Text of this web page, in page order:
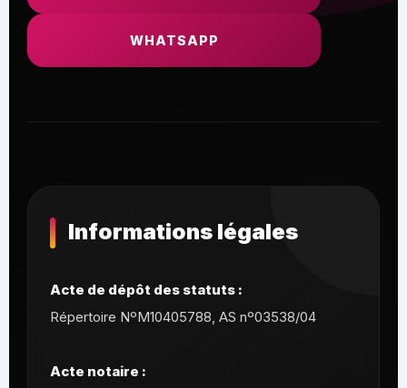
WHATSAPP
Informations légales
Acte de dépôt des statuts :
Répertoire NºM10405788, AS nº03538/04
Acte notaire :